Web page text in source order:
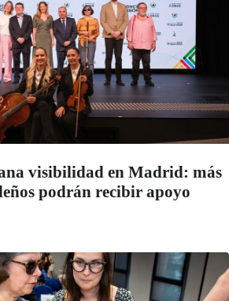
visibilidad en Madrid: más
podrán recibir apoyo